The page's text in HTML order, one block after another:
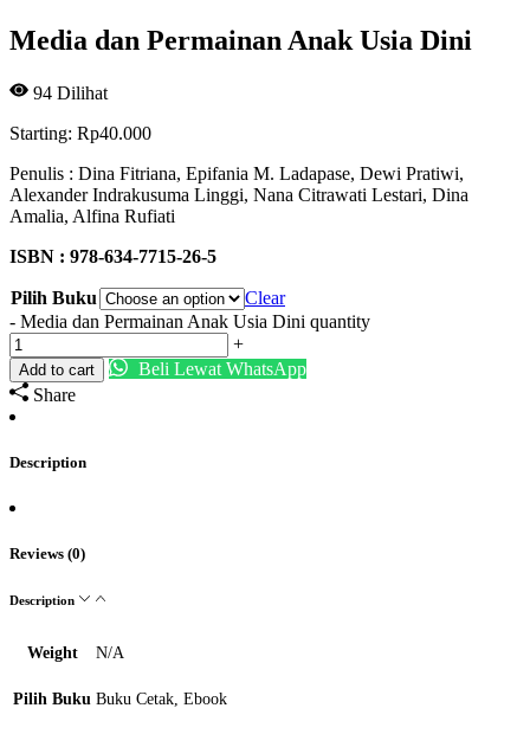
Media dan Permainan Anak Usia Dini
94 Dilihat
Starting: Rp40.000
Penulis : Dina Fitriana, Epifania M. Ladapase, Dewi Pratiwi,
Alexander Indrakusuma Linggi, Nana Citrawati Lestari, Dina
Amalia, Alfina Rufiati
ISBN : 978-634-7715-26-5
Pilih Buku
Clear
- Media dan Permainan Anak Usia Dini quantity
+
Add to cart
Beli Lewat WhatsApp
Share
Description
Reviews (0)
Description
Weight N/A
Pilih Buku Buku Cetak, Ebook